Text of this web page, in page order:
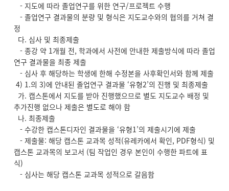
- 지도에 따라 졸업연구를 위한 연구/프로젝트 수행
- 졸업연구 결과물의 분량 및 형식은 지도교수와의 협의를 거쳐 결
정
다. 심사 및 최종제출
- 종강 약 1개월 전, 학과에서 사전에 안내한 제출방식에 따라 졸업
연구 결과물을 최종 제출
- 심사 후 해당하는 학생에 한해 수정본을 사후확인서와 함께 제출
4) 1.의 3)에 안내된 졸업연구 결과물 ‘유형2’의 진행 및 최종제출
가. 캡스톤에서 지도를 받아 진행했으므로 별도 지도교수 배정 및
추가진행 없으나 제출은 별도로 해야 함
나. 최종제출
- 수강한 캡스톤디자인 결과물을 ‘유형1’의 제출시기에 제출
- 제출물: 해당 캡스톤 교과목 성적(유레카에서 확인, PDF형식) 및
캡스톤 교과목의 보고서 (팀 작업인 경우 본인이 수행한 파트에 표
식)
- 심사는 해당 캡스톤 교과목 성적으로 갈음함